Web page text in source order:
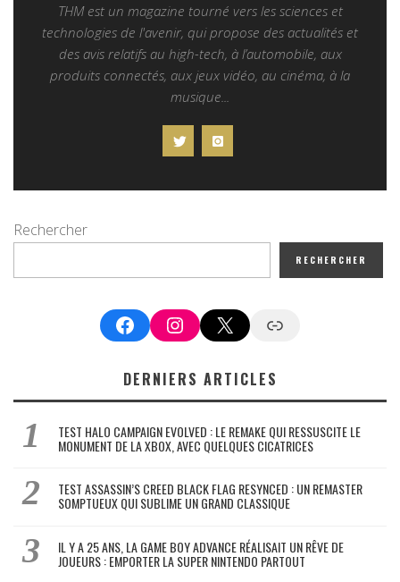
THM est un magazine tourné vers les sciences et
technologies de l'avenir, qui propose des actualités et
des avis relatifs au high-tech, à l’automobile, aux
produits connectés, aux jeux vidéo, au cinéma, à la
musique...
Rechercher
RECHERCHER
FacebookInstagram
X Google News
DERNIERS ARTICLES
TEST HALO CAMPAIGN EVOLVED : LE REMAKE QUI RESSUSCITE LE
MONUMENT DE LA XBOX, AVEC QUELQUES CICATRICES
TEST ASSASSIN’S CREED BLACK FLAG RESYNCED : UN REMASTER
SOMPTUEUX QUI SUBLIME UN GRAND CLASSIQUE
IL Y A 25 ANS, LA GAME BOY ADVANCE RÉALISAIT UN RÊVE DE
JOUEURS : EMPORTER LA SUPER NINTENDO PARTOUT